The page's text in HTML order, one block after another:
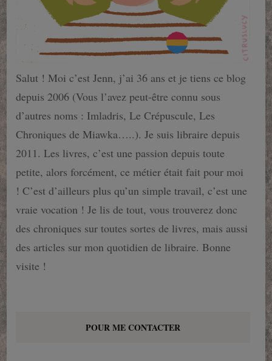
Salut ! Moi c’est Jenn, j’ai 36 ans et je tiens ce blog
depuis 2006 (Vous l’avez peut-être connu sous
d’autres noms : Imladris, Le Crépuscule, Les
Chroniques de Miawka…..). Je suis libraire depuis
2011. Les livres, c’est une passion depuis toute
petite, alors forcément, ce métier était fait pour moi
! C’est d’ailleurs plus qu’un simple travail, c’est une
vraie vocation ! Je lis de tout, vous trouverez donc
des chroniques sur toutes sortes de livres, mais aussi
des articles sur mon quotidien de libraire. Bonne
visite !
POUR ME CONTACTER